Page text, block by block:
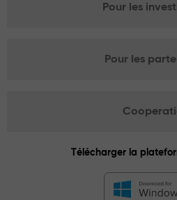
Pour les
Pour les
Télécharger la